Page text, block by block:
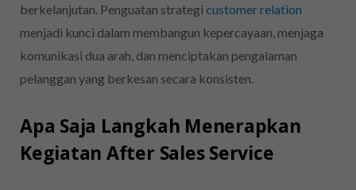
berkelanjutan. Penguatan strategi customer relation
menjadi kunci dalam membangun kepercayaan, menjaga
komunikasi dua arah, dan menciptakan pengalaman
pelanggan yang berkesan secara konsisten.
Apa Saja Langkah Menerapkan
Kegiatan After Sales Service